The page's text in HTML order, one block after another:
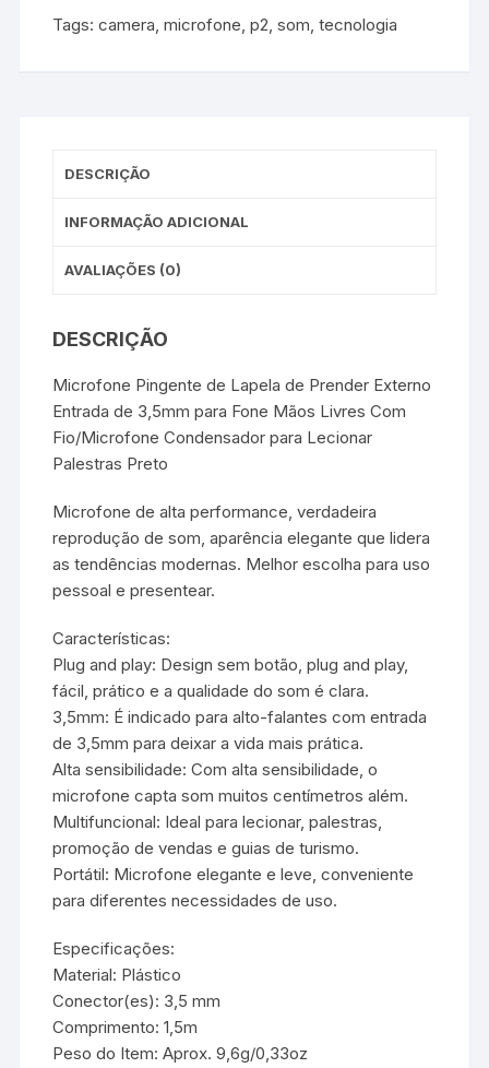
Tags:camera,microfone,p2,som,tecnologia
DESCRIÇÃO
INFORMAÇÃO ADICIONAL
AVALIAÇÕES (0)
DESCRIÇÃO
Microfone Pingente de Lapela de Prender Externo
Entrada de 3,5mm para Fone Mãos Livres Com
Fio/Microfone Condensador para Lecionar
Palestras Preto
Microfone de alta performance, verdadeira
reprodução de som, aparência elegante que lidera
as tendências modernas. Melhor escolha para uso
pessoal e presentear.
Características:
Plug and play: Design sem botão, plug and play,
fácil, prático e a qualidade do som é clara.
3,5mm: É indicado para alto-falantes com entrada
de 3,5mm para deixar a vida mais prática.
Alta sensibilidade: Com alta sensibilidade, o
microfone capta som muitos centímetros além.
Multifuncional: Ideal para lecionar, palestras,
promoção de vendas e guias de turismo.
Portátil: Microfone elegante e leve, conveniente
para diferentes necessidades de uso.
Especificações:
Material: Plástico
Conector(es): 3,5 mm
Comprimento: 1,5m
Peso do Item: Aprox. 9,6g/0,33oz